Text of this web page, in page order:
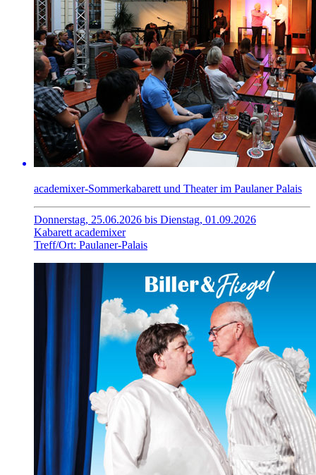
academixer-Sommerkabarett und Theater im Paulaner Palais
Donnerstag, 25.06.2026 bis Dienstag, 01.09.2026
Kabarett academixer
Treff/Ort: Paulaner-Palais